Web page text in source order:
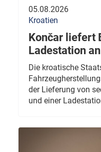
05.08.2026
Kroatien
Končar liefert
Ladestation
Die kroatische
der Lieferung von
und einer